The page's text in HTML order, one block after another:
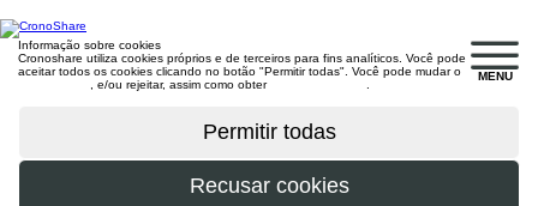
MENU
Informação sobre cookies
Cronoshare utiliza cookies próprios e de terceiros para fins analíticos. Você pode
aceitar todos os cookies clicando no botão "Permitir todas". Você pode mudar o
, e/ou rejeitar, assim como obter